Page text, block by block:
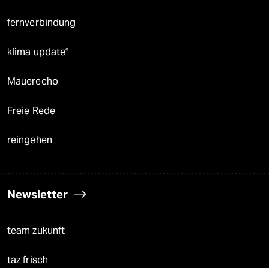
fernverbindung
klima update°
Mauerecho
Freie Rede
reingehen
Newsletter
team zukunft
taz frisch